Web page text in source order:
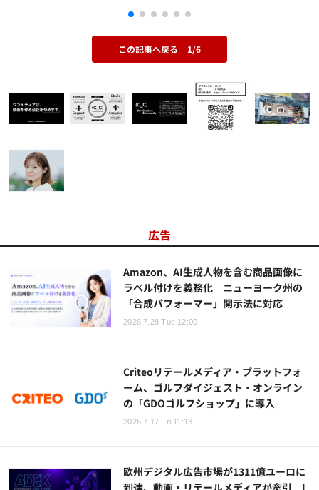
この記事へ戻る 1/6
広告
Amazon、AI生成人物を含む商品画像に
ラベル付けを義務化 ニューヨーク州の
「合成パフォーマー」開示法に対応
2026.7.28 Tue 12:00
Criteoリテールメディア・プラットフォ
ーム、ゴルフダイジェスト・オンライン
の「GDOゴルフショップ」に導入
2026.7.17 Fri 11:13
欧州デジタル広告市場が1311億ユーロに